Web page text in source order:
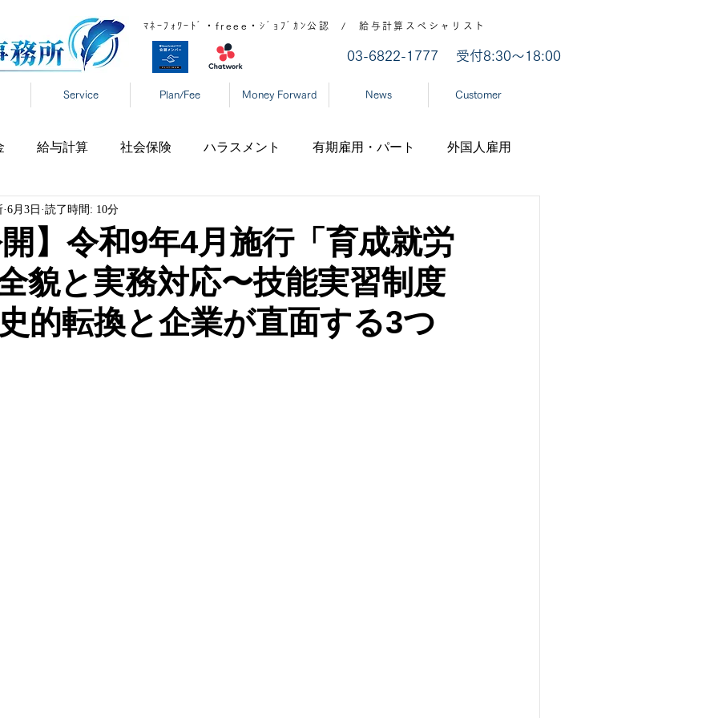
ﾏﾈｰﾌｫﾜｰﾄﾞ・freee・ｼﾞｮﾌﾞｶﾝ公認 / 給与計算スペシャリスト
​03-6822-1777 受付8:30～18:00
Service Plan/Fee Money Forward News Customer
給与計算 社会保険 ハラスメント 有期雇用・パート 外国人雇用
勤務 税制
年末調整 DX 事業復活支援金 新型コロナ 経済産業省
ハラ 厚生労働省 東京都 大阪府 日本年金機構
】令和9年4月施行「育成就労
貌と実務対応〜技能実習制度
的転換と企業が直面する3つ
6月3日 読了時間: 10分